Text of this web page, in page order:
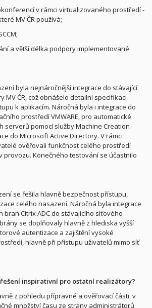
v rámci virtualizovaného prostředí -
MV ČR používá;
a větší délka podpory implementované
byla nejnáročnější integrace do stávající
ČR, což obnášelo detailní specifikaci
k aplikacím. Náročná byla i integrace do
prostředí VMWARE, pro automatické
serverů pomocí služby Machine Creation
do Microsoft Active Directory. V rámci
ověřovali funkčnost celého prostředí
provozu. Konečného testování se účastnilo
se řešila hlavně bezpečnost přístupu,
celého nasazení. Náročná byla integrace
bran Citrix ADC do stávajícího síťového
se doplňovaly hlavně z hlediska vyšší
autentizace a zajištění vysoké
hlavně při přístupu uživatelů mimo síť
řešení inspirativní pro ostatní realizátory?
z pohledu přípravné a ověřovací části, v
množství času ze strany administrátorů